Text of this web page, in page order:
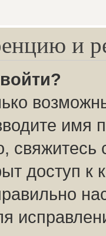
и
имя
доступ к